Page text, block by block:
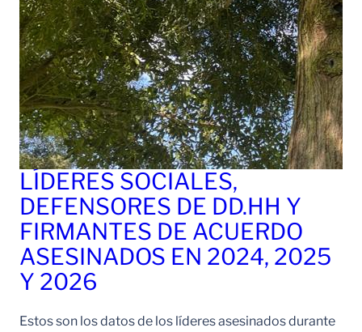
LÍDERES SOCIALES,
DEFENSORES DE DD.HH Y
FIRMANTES DE ACUERDO
ASESINADOS EN 2024, 2025
Y 2026
Estos son los datos de los líderes asesinados durante